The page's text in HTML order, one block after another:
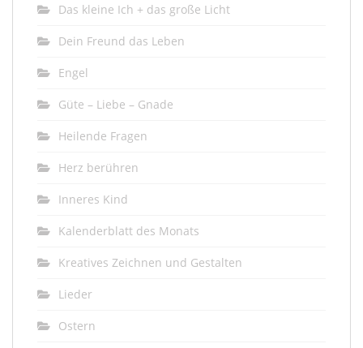
Das kleine Ich + das große Licht
Dein Freund das Leben
Engel
Güte – Liebe – Gnade
Heilende Fragen
Herz berühren
Inneres Kind
Kalenderblatt des Monats
Kreatives Zeichnen und Gestalten
Lieder
Ostern